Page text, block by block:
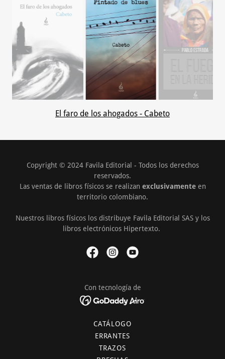
Pintado de blues - Cabeto
Copyright © 2024 Favila Editorial - Todos los derechos
reservados.
Las ventas de libros físicos se realizan exclusivamenteen
territorio colombiano.
Nuestros libros físicos los distribuye Favila Editorial SAS y los
libros electrónicos Hipertexto.
Con tecnología de
CATÁLOGO
ERRANTES
TRAZOS